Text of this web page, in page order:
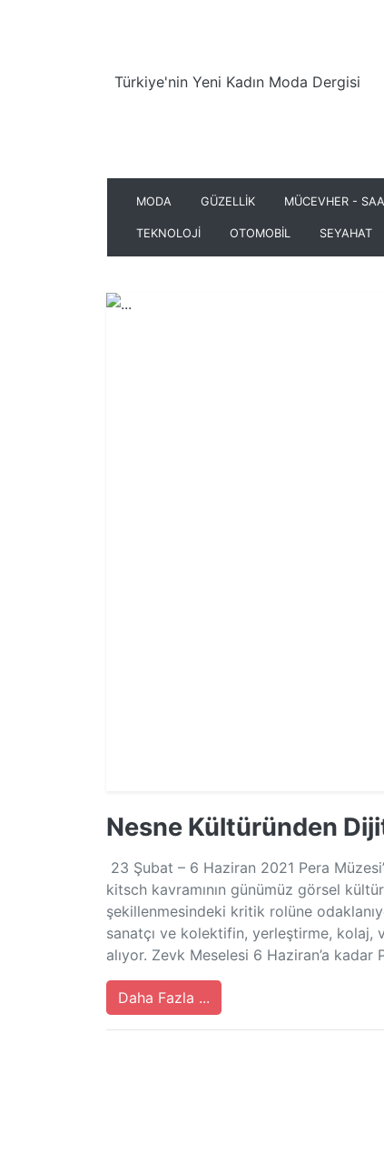
Türkiye'nin Yeni Kadın Moda Dergisi
MODA GÜZELLİK MÜCEVHER -
TEKNOLOJİ OTOMOBİL SEYAHAT
Nesne Kültüründen
23 Şubat – 6 Haziran 2021 Pera
kitsch kavramının günümüz görsel
şekillenmesindeki kritik rolüne
sanatçı ve kolektifin, yerleştirme,
alıyor. Zevk Meselesi 6 Haziran’a kadar
Daha Fazla ...